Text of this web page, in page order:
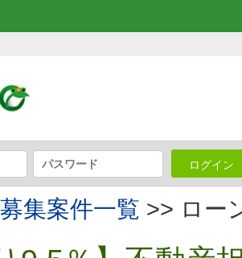
ログイン
募集案件一覧 >> ロー